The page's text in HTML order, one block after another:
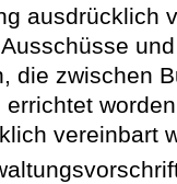
ausdrücklich
die zwischen
errichtet
vereinbart